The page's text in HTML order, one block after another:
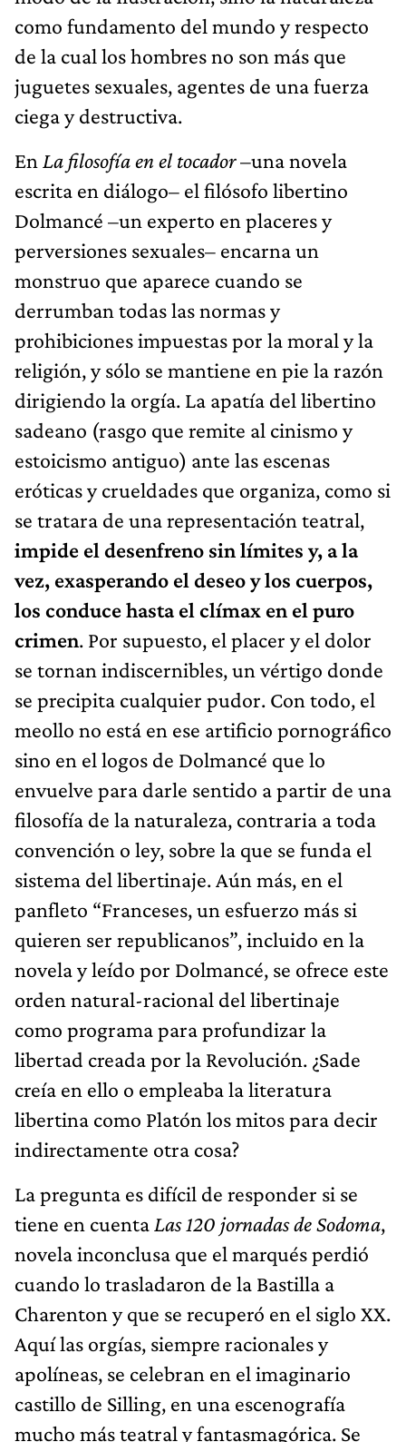
como fundamento del mundo y respecto
de la cual los hombres no son más que
juguetes sexuales, agentes de una fuerza
ciega y destructiva.
En La filosofía en el tocador–una novela
escrita en diálogo– el filósofo libertino
Dolmancé –un experto en placeres y
perversiones sexuales– encarna un
monstruo que aparece cuando se
derrumban todas las normas y
prohibiciones impuestas por la moral y la
religión, y sólo se mantiene en pie la razón
dirigiendo la orgía. La apatía del libertino
sadeano (rasgo que remite al cinismo y
estoicismo antiguo) ante las escenas
eróticas y crueldades que organiza, como si
se tratara de una representación teatral,
impide el desenfreno sin límites y, a la
vez, exasperando el deseo y los cuerpos,
los conduce hasta el clímax en el puro
crimen. Por supuesto, el placer y el dolor
se tornan indiscernibles, un vértigo donde
se precipita cualquier pudor. Con todo, el
meollo no está en ese artificio pornográfico
sino en el logos de Dolmancé que lo
envuelve para darle sentido a partir de una
filosofía de la naturaleza, contraria a toda
convención o ley, sobre la que se funda el
sistema del libertinaje. Aún más, en el
panfleto “Franceses, un esfuerzo más si
quieren ser republicanos”, incluido en la
novela y leído por Dolmancé, se ofrece este
orden natural-racional del libertinaje
como programa para profundizar la
libertad creada por la Revolución. ¿Sade
creía en ello o empleaba la literatura
libertina como Platón los mitos para decir
indirectamente otra cosa?
La pregunta es difícil de responder si se
tiene en cuenta Las 120 jornadas de Sodoma,
novela inconclusa que el marqués perdió
cuando lo trasladaron de la Bastilla a
Charenton y que se recuperó en el siglo XX.
Aquí las orgías, siempre racionales y
apolíneas, se celebran en el imaginario
castillo de Silling, en una escenografía
mucho más teatral y fantasmagórica. Se